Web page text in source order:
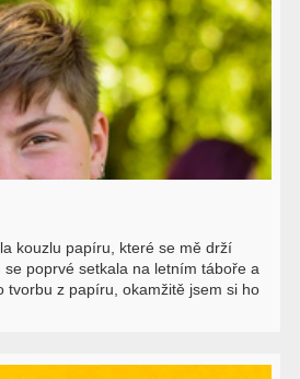
kouzlu papíru, které se mě drží
poprvé setkala na letním táboře a
tvorbu z papíru, okamžitě jsem si ho